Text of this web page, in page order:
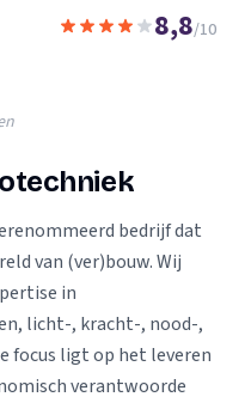
8,8/10
bedrijf dat
van (ver)bouw. Wij
in
licht-, kracht-, nood-,
focus ligt op het leveren
verantwoorde